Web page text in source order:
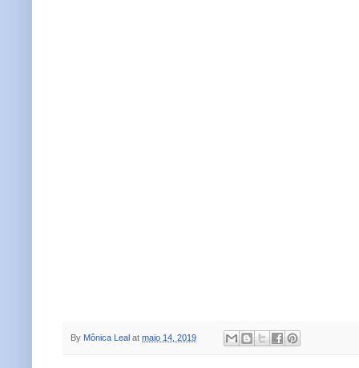
By Mônica Leal at maio 14, 2019